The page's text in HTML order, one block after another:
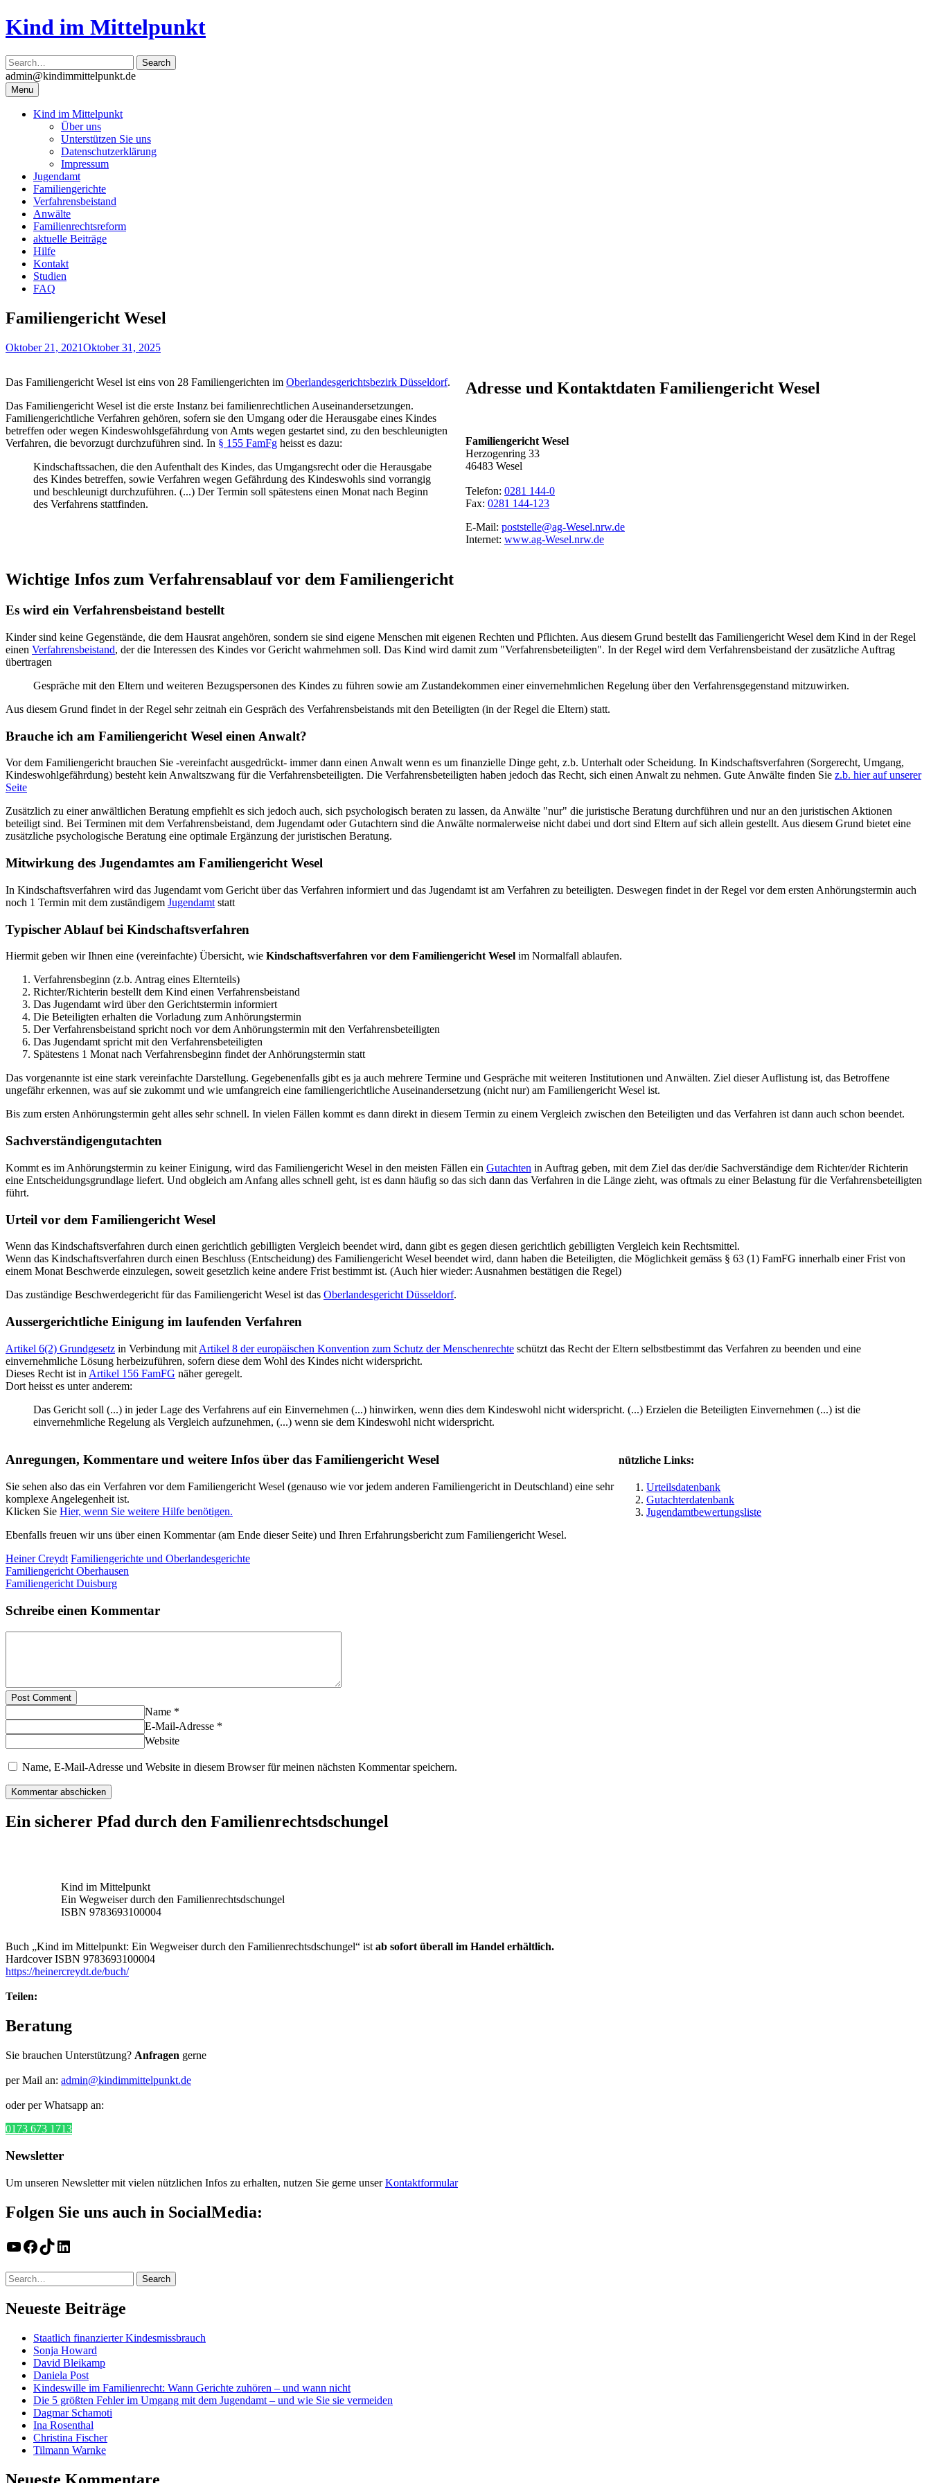
Skip
to
Kind im Mittelpunkt
admin@kindimmittelpunkt.de
Menu
Kind im Mittelpunkt
Über uns
Unterstützen Sie uns
Datenschutzerklärung
Impressum
Jugendamt
Familiengerichte
Verfahrensbeistand
Anwälte
Familienrechtsreform
aktuelle Beiträge
Hilfe
Kontakt
Studien
FAQ
Familiengericht Wesel
Oktober 21, 2021Oktober 31, 2025
Das Familiengericht Wesel ist eins von 28 Familiengerichten im Oberlandesgerichtsbezirk Düsseldorf.
Das Familiengericht Wesel ist die erste Instanz bei familienrechtlichen Auseinandersetzungen.
Familiengerichtliche Verfahren gehören, sofern sie den Umgang oder die Herausgabe eines Kindes
betreffen oder wegen Kindeswohlsgefährdung von Amts wegen gestartet sind, zu den beschleunigten
Verfahren, die bevorzugt durchzuführen sind. In § 155 FamFg heisst es dazu:
Kindschaftssachen, die den Aufenthalt des Kindes, das Umgangsrecht oder die Herausgabe
des Kindes betreffen, sowie Verfahren wegen Gefährdung des Kindeswohls sind vorrangig
und beschleunigt durchzuführen. (...) Der Termin soll spätestens einen Monat nach Beginn
des Verfahrens stattfinden.
Adresse und Kontaktdaten Familiengericht Wesel
Familiengericht Wesel
Herzogenring 33
46483 Wesel
Telefon: 0281 144-0
Fax: 0281 144-123
E-Mail: poststelle@ag-Wesel.nrw.de
Internet: www.ag-Wesel.nrw.de
Wichtige Infos zum Verfahrensablauf vor dem Familiengericht
Es wird ein Verfahrensbeistand bestellt
Kinder sind keine Gegenstände, die dem Hausrat angehören, sondern sie sind eigene Menschen mit eigenen Rechten und Pflichten. Aus diesem Grund bestellt das Familiengericht Wesel dem Kind in der Regel
einen Verfahrensbeistand, der die Interessen des Kindes vor Gericht wahrnehmen soll. Das Kind wird damit zum "Verfahrensbeteiligten". In der Regel wird dem Verfahrensbeistand der zusätzliche Auftrag
übertragen
Gespräche mit den Eltern und weiteren Bezugspersonen des Kindes zu führen sowie am Zustandekommen einer einvernehmlichen Regelung über den Verfahrensgegenstand mitzuwirken.
Aus diesem Grund findet in der Regel sehr zeitnah ein Gespräch des Verfahrensbeistands mit den Beteiligten (in der Regel die Eltern) statt.
Brauche ich am Familiengericht Wesel einen Anwalt?
Vor dem Familiengericht brauchen Sie -vereinfacht ausgedrückt- immer dann einen Anwalt wenn es um finanzielle Dinge geht, z.b. Unterhalt oder Scheidung. In Kindschaftsverfahren (Sorgerecht, Umgang,
Kindeswohlgefährdung) besteht kein Anwaltszwang für die Verfahrensbeteiligten. Die Verfahrensbeteiligten haben jedoch das Recht, sich einen Anwalt zu nehmen. Gute Anwälte finden Sie z.b. hier auf unserer
Seite
Zusätzlich zu einer anwältlichen Beratung empfiehlt es sich jedoch auch, sich psychologisch beraten zu lassen, da Anwälte "nur" die juristische Beratung durchführen und nur an den juristischen Aktionen
beteiligt sind. Bei Terminen mit dem Verfahrensbeistand, dem Jugendamt oder Gutachtern sind die Anwälte normalerweise nicht dabei und dort sind Eltern auf sich allein gestellt. Aus diesem Grund bietet eine
zusätzliche psychologische Beratung eine optimale Ergänzung der juristischen Beratung.
Mitwirkung des Jugendamtes am Familiengericht Wesel
In Kindschaftsverfahren wird das Jugendamt vom Gericht über das Verfahren informiert und das Jugendamt ist am Verfahren zu beteiligten. Deswegen findet in der Regel vor dem ersten Anhörungstermin auch
noch 1 Termin mit dem zuständigem Jugendamt statt
Typischer Ablauf bei Kindschaftsverfahren
Hiermit geben wir Ihnen eine (vereinfachte) Übersicht, wie Kindschaftsverfahren vor dem Familiengericht Wesel im Normalfall ablaufen.
Verfahrensbeginn (z.b. Antrag eines Elternteils)
Richter/Richterin bestellt dem Kind einen Verfahrensbeistand
Das Jugendamt wird über den Gerichtstermin informiert
Die Beteiligten erhalten die Vorladung zum Anhörungstermin
Der Verfahrensbeistand spricht noch vor dem Anhörungstermin mit den Verfahrensbeteiligten
Das Jugendamt spricht mit den Verfahrensbeteiligten
Spätestens 1 Monat nach Verfahrensbeginn findet der Anhörungstermin statt
Das vorgenannte ist eine stark vereinfachte Darstellung. Gegebenenfalls gibt es ja auch mehrere Termine und Gespräche mit weiteren Institutionen und Anwälten. Ziel dieser Auflistung ist, das Betroffene
ungefähr erkennen, was auf sie zukommt und wie umfangreich eine familiengerichtliche Auseinandersetzung (nicht nur) am Familiengericht Wesel ist.
Bis zum ersten Anhörungstermin geht alles sehr schnell. In vielen Fällen kommt es dann direkt in diesem Termin zu einem Vergleich zwischen den Beteiligten und das Verfahren ist dann auch schon beendet.
Sachverständigengutachten
Kommt es im Anhörungstermin zu keiner Einigung, wird das Familiengericht Wesel in den meisten Fällen ein Gutachten in Auftrag geben, mit dem Ziel das der/die Sachverständige dem Richter/der Richterin
eine Entscheidungsgrundlage liefert. Und obgleich am Anfang alles schnell geht, ist es dann häufig so das sich dann das Verfahren in die Länge zieht, was oftmals zu einer Belastung für die Verfahrensbeteiligten
führt.
Urteil vor dem Familiengericht Wesel
Wenn das Kindschaftsverfahren durch einen gerichtlich gebilligten Vergleich beendet wird, dann gibt es gegen diesen gerichtlich gebilligten Vergleich kein Rechtsmittel.
Wenn das Kindschaftsverfahren durch einen Beschluss (Entscheidung) des Familiengericht Wesel beendet wird, dann haben die Beteiligten, die Möglichkeit gemäss § 63 (1) FamFG innerhalb einer Frist von
einem Monat Beschwerde einzulegen, soweit gesetzlich keine andere Frist bestimmt ist. (Auch hier wieder: Ausnahmen bestätigen die Regel)
Das zuständige Beschwerdegericht für das Familiengericht Wesel ist das Oberlandesgericht Düsseldorf.
Aussergerichtliche Einigung im laufenden Verfahren
Artikel 6(2) Grundgesetz in Verbindung mit Artikel 8 der europäischen Konvention zum Schutz der Menschenrechte schützt das Recht der Eltern selbstbestimmt das Verfahren zu beenden und eine
einvernehmliche Lösung herbeizuführen, sofern diese dem Wohl des Kindes nicht widerspricht.
Dieses Recht ist in Artikel 156 FamFG näher geregelt.
Dort heisst es unter anderem:
Das Gericht soll (...) in jeder Lage des Verfahrens auf ein Einvernehmen (...) hinwirken, wenn dies dem Kindeswohl nicht widerspricht. (...) Erzielen die Beteiligten Einvernehmen (...) ist die
einvernehmliche Regelung als Vergleich aufzunehmen, (...) wenn sie dem Kindeswohl nicht widerspricht.
Anregungen, Kommentare und weitere Infos über das Familiengericht Wesel
Sie sehen also das ein Verfahren vor dem Familiengericht Wesel (genauso wie vor jedem anderen Familiengericht in Deutschland) eine sehr
komplexe Angelegenheit ist.
Klicken Sie Hier, wenn Sie weitere Hilfe benötigen.
Ebenfalls freuen wir uns über einen Kommentar (am Ende dieser Seite) und Ihren Erfahrungsbericht zum Familiengericht Wesel.
nützliche Links:
Urteilsdatenbank
Gutachterdatenbank
Jugendamtbewertungsliste
Heiner Creydt Familiengerichte und Oberlandesgerichte
Familiengericht Oberhausen
Familiengericht Duisburg
Schreibe einen Kommentar
Post Comment
Name *
E-Mail-Adresse *
Website
Name, E-Mail-Adresse und Website in diesem Browser für meinen nächsten Kommentar speichern.
Ein sicherer Pfad durch den Familienrechtsdschungel
Kind im Mittelpunkt
Ein Wegweiser durch den Familienrechtsdschungel
ISBN 9783693100004
Buch „Kind im Mittelpunkt: Ein Wegweiser durch den Familienrechtsdschungel“ ist ab sofort überall im Handel erhältlich.
Hardcover ISBN 9783693100004
https://heinercreydt.de/buch/
Teilen:
Beratung
Sie brauchen Unterstützung? Anfragen gerne
per Mail an: admin@kindimmittelpunkt.de
oder per Whatsapp an:
0173 673 1713
Newsletter
Um unseren Newsletter mit vielen nützlichen Infos zu erhalten, nutzen Sie gerne unserKontaktformular
Folgen Sie uns auch in SocialMedia:
YouTube
Facebook
TikTokLinkedIn
Neueste Beiträge
Staatlich finanzierter Kindesmissbrauch
Sonja Howard
David Bleikamp
Daniela Post
Kindeswille im Familienrecht: Wann Gerichte zuhören – und wann nicht
Die 5 größten Fehler im Umgang mit dem Jugendamt – und wie Sie sie vermeiden
Dagmar Schamoti
Ina Rosenthal
Christina Fischer
Tilmann Warnke